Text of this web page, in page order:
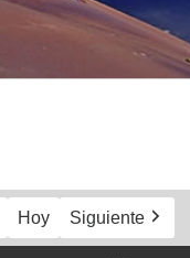
Hoy Siguiente